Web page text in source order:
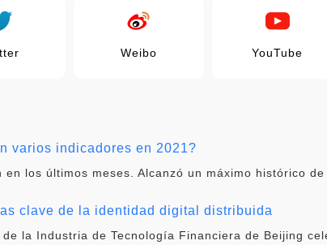
Weibo YouTube
varios indicadores en 2021?
los últimos meses. Alcanzó un máximo histórico de
clave de la identidad digital distribuida
la Industria de Tecnología Financiera de Beijing